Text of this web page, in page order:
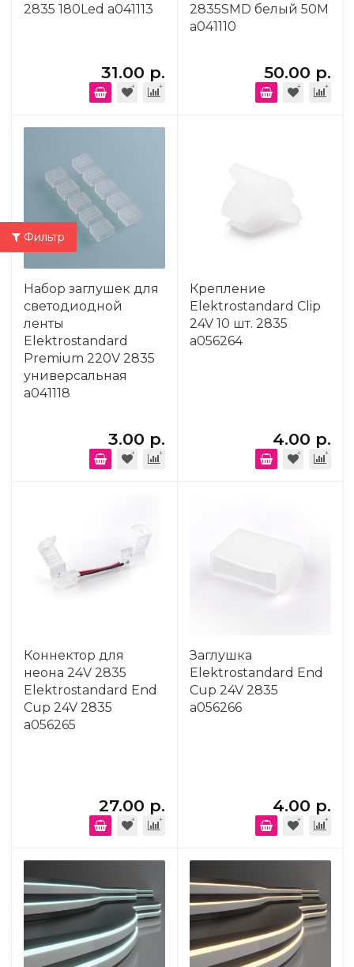
2835 180Led a041113
31.00 р.
2835SMD белый 50M
a041110
50.00 р.
Набор заглушек для
светодиодной
ленты
Elektrostandard
Premium 220V 2835
универсальная
a041118
3.00 р.
Крепление
Elektrostandard Clip
24V 10 шт. 2835
a056264
4.00 р.
Коннектор для
неона 24V 2835
Elektrostandard End
Cup 24V 2835
a056265
27.00 р.
Заглушка
Elektrostandard End
Cup 24V 2835
a056266
4.00 р.
Фильтр